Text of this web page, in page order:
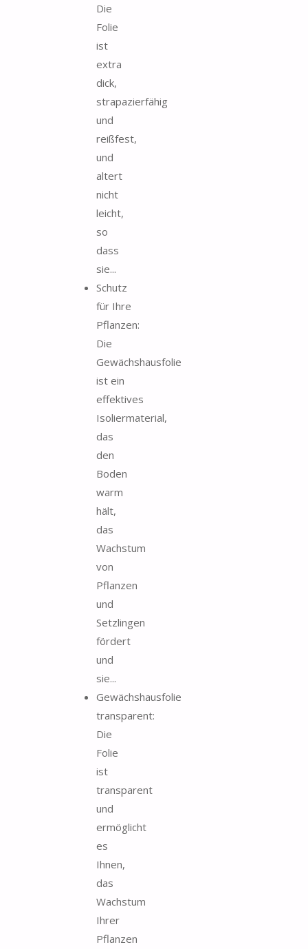
Die
Folie
ist
extra
dick,
strapazierfähig
und
reißfest,
und
altert
nicht
leicht,
so
dass
sie...
Schutz
für Ihre
Pflanzen:
Die
Gewächshausfolie
ist ein
effektives
Isoliermaterial,
das
den
Boden
warm
hält,
das
Wachstum
von
Pflanzen
und
Setzlingen
fördert
und
sie...
Gewächshausfolie
transparent:
Die
Folie
ist
transparent
und
ermöglicht
es
Ihnen,
das
Wachstum
Ihrer
Pflanzen